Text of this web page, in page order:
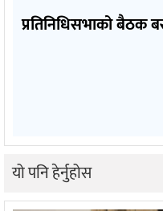
प्रतिनिधिसभाको बैठक
यो पनि हेर्नुहोस